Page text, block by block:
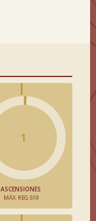
1
ASCENSIONES
MÁX. REG 519